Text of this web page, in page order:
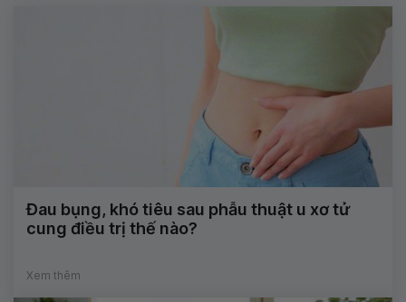
Đau bụng, khó tiêu sau phẫu thuật u xơ tử
cung điều trị thế nào?
Xem thêm